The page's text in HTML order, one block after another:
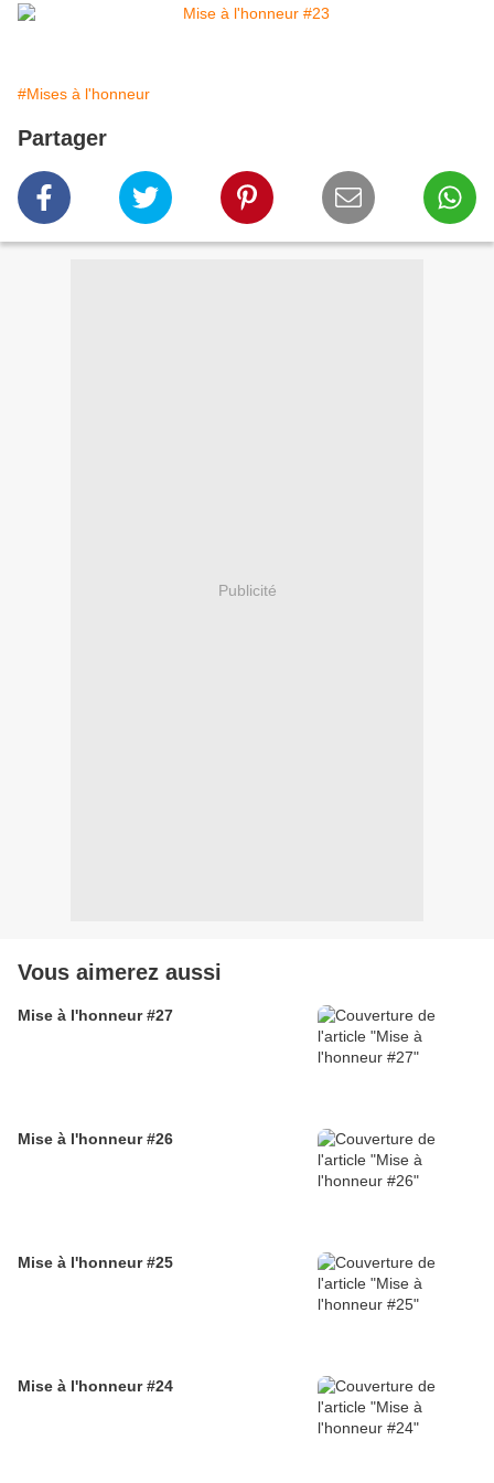
#Mises à l'honneur
Partager
Publicité
Vous aimerez aussi
Mise à l'honneur #27
Mise à l'honneur #26
Mise à l'honneur #25
Mise à l'honneur #24